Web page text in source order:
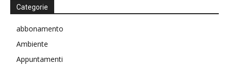
Categorie
abbonamento
Ambiente
Appuntamenti